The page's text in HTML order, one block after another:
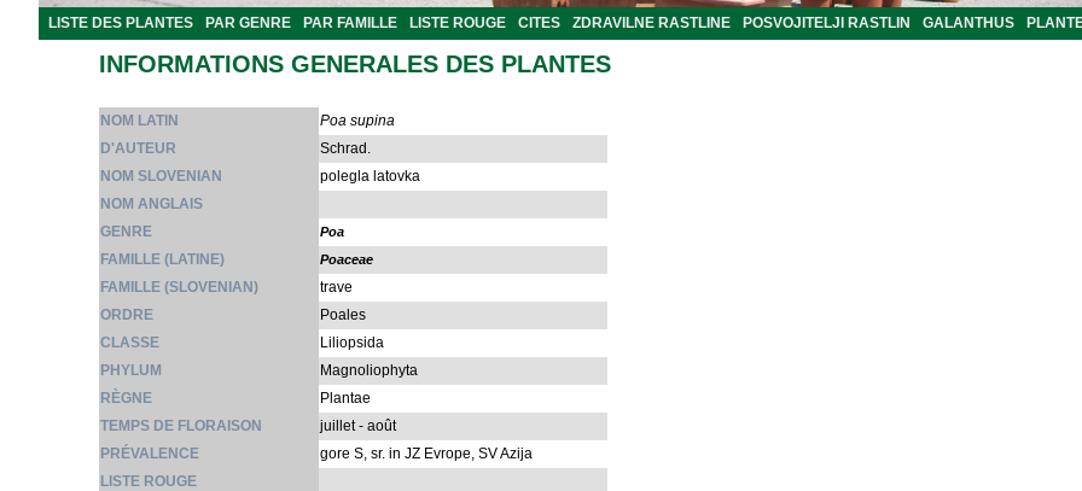
LISTE DES PLANTES PAR GENRE PAR FAMILLE LISTE ROUGE CITES ZDRAVILNE RASTLINE POSVOJITELJI RASTLIN GALANTHUS
INFORMATIONS GENERALES DES PLANTES
NOM LATIN
Poa supina
D'AUTEUR
Schrad.
NOM SLOVENIAN
polegla latovka
NOM ANGLAIS
GENRE
Poa
FAMILLE (LATINE) Poaceae
FAMILLE (SLOVENIAN)
trave
ORDRE
Poales
CLASSE
Liliopsida
PHYLUM
Magnoliophyta
RÈGNE
Plantae
TEMPS DE FLORAISON
juillet - août
PRÉVALENCE
gore S, sr. in JZ Evrope, SV Azija
LISTE ROUGE